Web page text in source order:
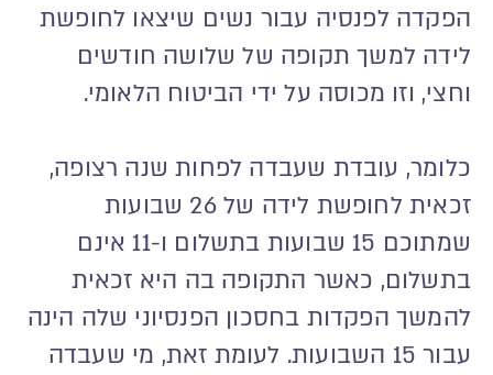
הפקדה לפנסיה עבור נשים שיצאו לחופשת
לידה למשך תקופה של שלושה חודשים
וחצי, וזו מכוסה על ידי הביטוח הלאומי.
כלומר, עובדת שעבדה לפחות שנה רצופה,
זכאית לחופשת לידה של 26 שבועות
שמתוכם 15 שבועות בתשלום ו-11 אינם
בתשלום, כאשר התקופה בה היא זכאית
להמשך הפקדות בחסכון הפנסיוני שלה הינה
עבור 15 השבועות. לעומת זאת, מי שעבדה